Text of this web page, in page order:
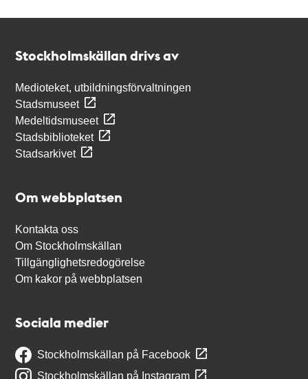
Stockholmskällan drivs av
Medioteket, utbildningsförvaltningen
Stadsmuseet
Medeltidsmuseet
Stadsbiblioteket
Stadsarkivet
Om webbplatsen
Kontakta oss
Om Stockholmskällan
Tillgänglighetsredogörelse
Om kakor på webbplatsen
Sociala medier
Stockholmskällan på Facebook
Stockholmskällan på Instagram